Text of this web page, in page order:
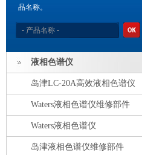
品名称。
液相色谱仪
岛津LC-20A高效液相色谱仪
Waters液相色谱仪维修部件
Waters液相色谱仪
岛津液相色谱仪维修部件